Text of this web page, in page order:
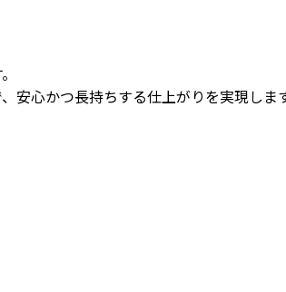
安心かつ長持ちする仕上がりを実現します